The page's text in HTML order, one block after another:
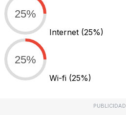
25%
Internet (25%)
25%
Wi-fi (25%)
PUBLICIDAD